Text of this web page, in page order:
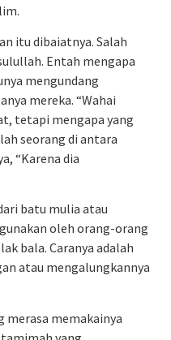
itu dibaiatnya. Salah
Entah mengapa
mengundang
mereka. “Wahai
tetapi mengapa yang
seorang di antara
“Karena dia
batu mulia atau
oleh orang-orang
bala. Caranya adalah
atau mengalungkannya
merasa memakainya